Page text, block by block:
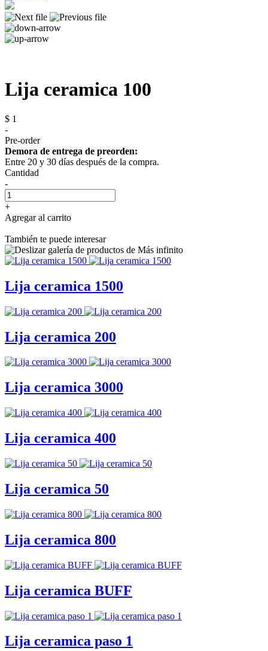
Lija ceramica 100
$ 1
-
Pre-order
Demora de entrega de preorden:
Entre 20 y 30 días después de la compra.
Cantidad
-
+
Agregar al carrito
También te puede interesar
Lija ceramica 1500
Lija ceramica 200
Lija ceramica 3000
Lija ceramica 400
Lija ceramica 50
Lija ceramica 800
Lija ceramica BUFF
Lija ceramica paso 1